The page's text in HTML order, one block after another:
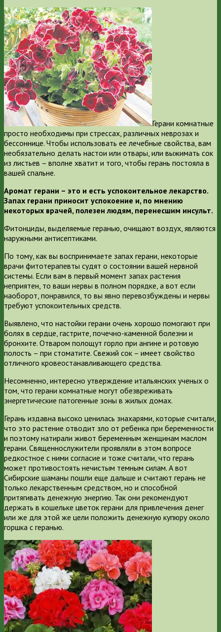
Герани комнатные
просто необходимы при стрессах, различных неврозах и
бессоннице. Чтобы использовать ее лечебные свойства, вам
необязательно делать настои или отвары, или выжимать сок
из листьев – вполне хватит и того, чтобы герань постояла в
вашей спальне.
Аромат герани – это и есть успокоительное лекарство.
Запах герани приносит успокоение и, по мнению
некоторых врачей, полезен людям, перенесшим инсульт.
Фитонциды, выделяемые геранью, очищают воздух, являются
наружными антисептиками.
По тому, как вы воспринимаете запах герани, некоторые
врачи фитотерапевты судят о состоянии вашей нервной
системы. Если вам в первый момент запах растения
неприятен, то ваши нервы в полном порядке, а вот если
наоборот, понравился, то вы явно перевозбуждены и нервы
требуют успокоительных средств.
Выявлено, что настойки герани очень хорошо помогают при
болях в сердце, гастрите, почечно-каменной болезни и
бронхите. Отваром полощут горло при ангине и ротовую
полость – при стоматите. Свежий сок – имеет свойство
отличного кровеостанавливающего средства.
Несомненно, интересно утверждение итальянских ученых о
том, что герани комнатные могут обезвреживать
энергетические патогенные зоны в жилых домах.
Герань издавна высоко ценилась знахарями, которые считали,
что это растение отводит зло от ребенка при беременности
и поэтому натирали живот беременным женщинам маслом
герани. Священнослужители проявляли в этом вопросе
редкостное с ними согласие и тоже считали, что герань
может противостоять нечистым темным силам. А вот
Сибирские шаманы пошли еще дальше и считают герань не
только лекарственным средством, но и способной
притягивать денежную энергию. Так они рекомендуют
держать в кошельке цветок герани для привлечения денег
или же для этой же цели положить денежную купюру около
горшка с геранью.